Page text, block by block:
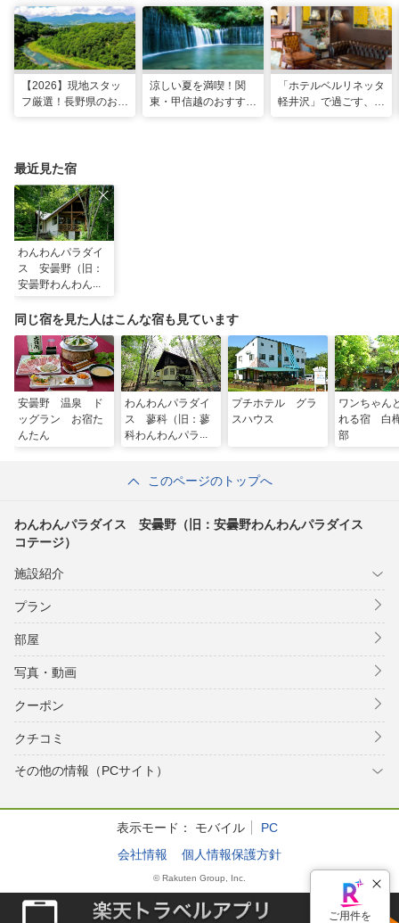
【2026】現地スタッ
フ厳選！長野県のおす
涼しい夏を満喫！関
東・甲信越のおすすめ
「ホテルベルリネッタ
軽井沢」で過ごす、ア
最近見た宿
わんわんパラダイ
ス 安曇野（旧：
安曇野わんわんパ
ジ）
同じ宿を見た人はこんな宿も見ています
安曇野 温泉 ド
ッグラン お宿た
んたん
わんわんパラダイ
ス 蓼科（旧：蓼
科わんわんパラダ
プチホテル グラ
スハウス
ワンちゃん
れる宿 白
部
このページのトップへ
わんわんパラダイス 安曇野（旧：安曇野わんわんパラダイス
コテージ）
施設紹介
プラン
部屋
写真・動画
クーポン
クチコミ
その他の情報（PCサイト）
表示モード： モバイル
PC
会社情報
個人情報保護方針
© Rakuten Group, Inc.
ご用件を